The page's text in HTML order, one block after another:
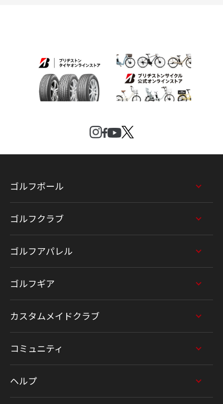
ゴルフボール
ゴルフクラブ
ゴルフアパレル
ゴルフギア
カスタムメイドクラブ
コミュニティ
ヘルプ